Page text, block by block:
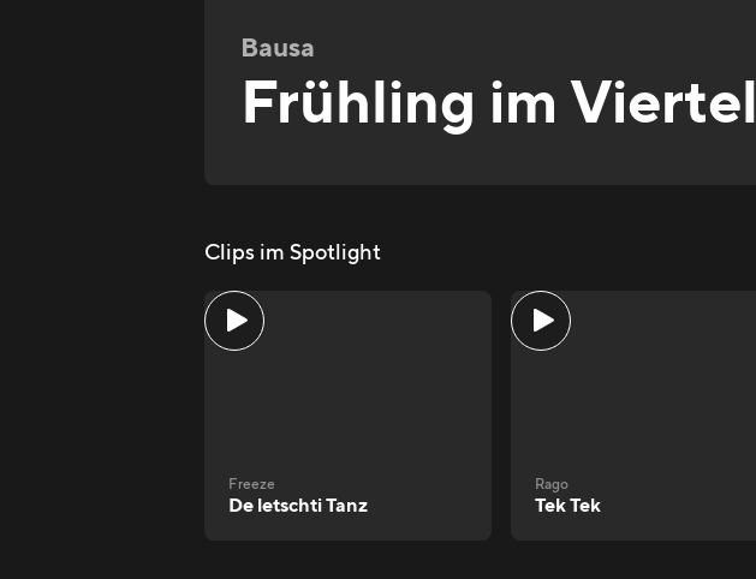
Bausa
Frühling im Viertel
Clips im Spotlight
Freeze
De letschti Tanz
Rago
Tek Tek